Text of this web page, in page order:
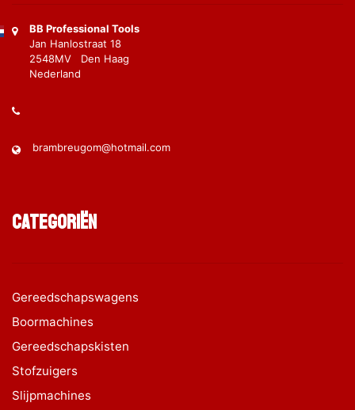
BB Professional Tools
Jan Hanlostraat 18
2548MV Den Haag
Nederland
brambreugom@hotmail.com
Categoriën
Gereedschapswagens
Boormachines
Gereedschapskisten
Stofzuigers
Slijpmachines